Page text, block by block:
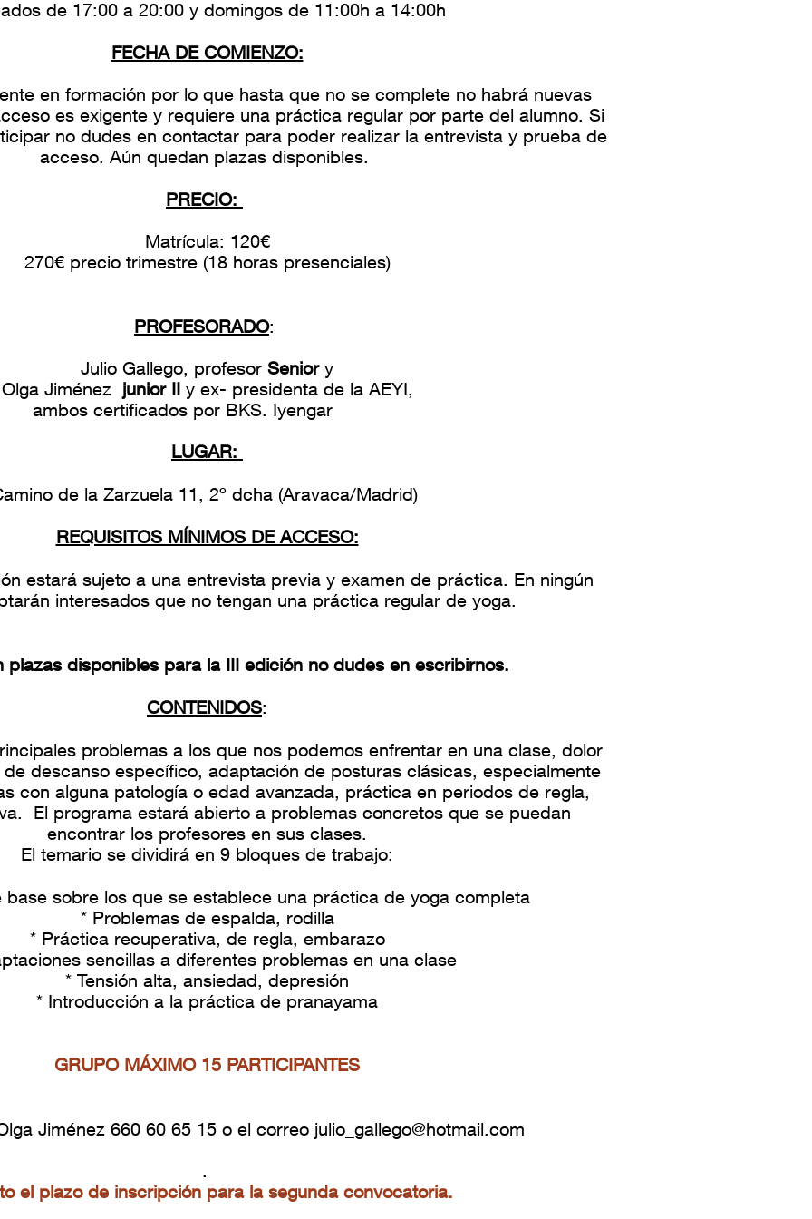
de 17:00 a 20:00 y domingos de 11:00h a 14:00h
FECHA DE COMIENZO:
en formación por lo que hasta que no se complete no habrá nuevas
es exigente y requiere una práctica regular por parte del alumno. Si
no dudes en contactar para poder realizar la entrevista y prueba de
acceso. Aún quedan plazas disponibles.
PRECIO:
Matrícula: 120€
270€ precio trimestre (18 horas presenciales)
PROFESORADO:
Julio Gallego, profesor Seniory
Olga Jiménez junior II y ex- presidenta de la AEYI,
ambos certificados por BKS. Iyengar
LUGAR:
de la Zarzuela 11, 2º dcha (Aravaca/Madrid)
REQUISITOS MÍNIMOS DE ACCESO:
estará sujeto a una entrevista previa y examen de práctica. En ningún
interesados que no tengan una práctica regular de yoga.
plazas disponibles para la III edición no dudes en escribirnos.
CONTENIDOS:
problemas a los que nos podemos enfrentar en una clase, dolor
descanso específico, adaptación de posturas clásicas, especialmente
con alguna patología o edad avanzada, práctica en periodos de regla,
El programa estará abierto a problemas concretos que se puedan
encontrar los profesores en sus clases.
El temario se dividirá en 9 bloques de trabajo:
base sobre los que se establece una práctica de yoga completa
* Problemas de espalda, rodilla
* Práctica recuperativa, de regla, embarazo
sencillas a diferentes problemas en una clase
* Tensión alta, ansiedad, depresión
* Introducción a la práctica de pranayama
GRUPO MÁXIMO 15 PARTICIPANTES
Jiménez 660 60 65 15 o el correo julio_gallego@hotmail.com
.
el plazo de inscripción para la segunda convocatoria.